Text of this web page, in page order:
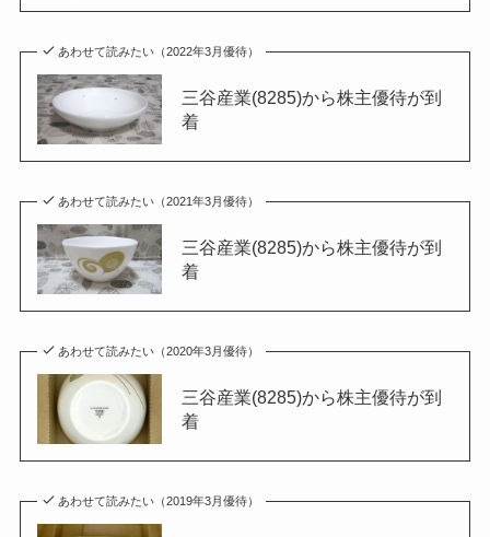
あわせて読みたい（2022年3月優待）
三谷産業(8285)から株主優待が到
着
あわせて読みたい（2021年3月優待）
三谷産業(8285)から株主優待が到
着
あわせて読みたい（2020年3月優待）
三谷産業(8285)から株主優待が到
着
あわせて読みたい（2019年3月優待）